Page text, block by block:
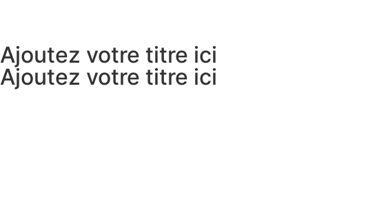
Ajoutez votre titre ici
Ajoutez votre titre ici